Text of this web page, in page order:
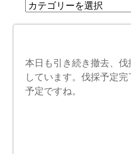
本日も引き続き撤去、
しています。伐採予定
予定ですね。